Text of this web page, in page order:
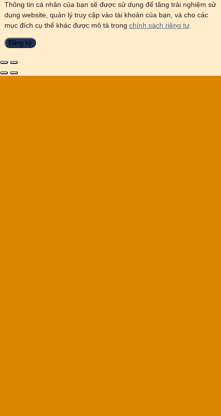
Thông tin cá nhân của bạn sẽ được sử dụng để tăng trải nghiệm sử
dụng website, quản lý truy cập vào tài khoản của bạn, và cho các
mục đích cụ thể khác được mô tả trong chính sách riêng tư
Đăng ký